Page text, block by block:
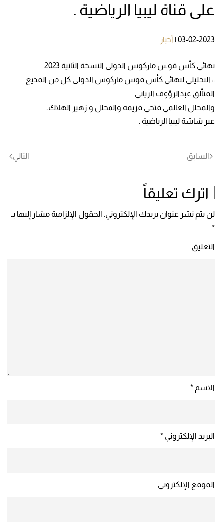
على قناة ليبيا الرياضية .
03-02-2023
| أخبار
نهائي كأس قوس ماركوس الدولي النسخة الثانية 2023
:: التحليلي لنهائي كأس قوس ماركوس الدولي كل من المذيع
المتألق عبدالرؤوف الرياني
والمحلل العالمي فتحي قزيمة والمحلل و زهير الهلاك..
عبر شاشة ليبيا الرياضية .
السابق التالي
اترك تعليقاً
لن يتم نشر عنوان بريدك الإلكتروني. الحقول الإلزامية مشار إليها بـ
*
التعليق
الاسم *
البريد الإلكتروني *
الموقع الإلكتروني